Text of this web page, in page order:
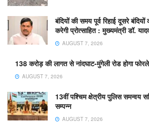
बंदियों की समय पूर्व रिहाई दूसरे
करेगी प्रोत्साहित : मुख्यमंत्री डॉ.
AUGUST 7, 2026
138 करोड़ की लागत से नांदघाट-मुंगेली रोड होगा
AUGUST 7, 2026
13वीं पश्चिम क्षेत्रीय पुलिस समन्वय
सम्पन्न
AUGUST 7, 2026